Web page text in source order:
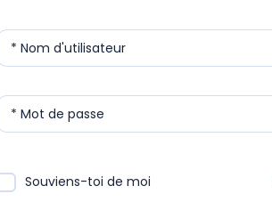
* Nom d'utilisateur
* Mot de passe
Souviens-toi de moi